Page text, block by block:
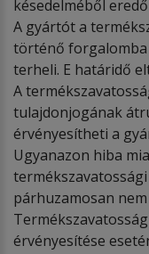
késedelméből
A gyártót a
történő
terheli. E határidő
A
tulajdonjogának
érvényesítheti a
Ugyanazon hiba
párhuzamosan
érvényesítése